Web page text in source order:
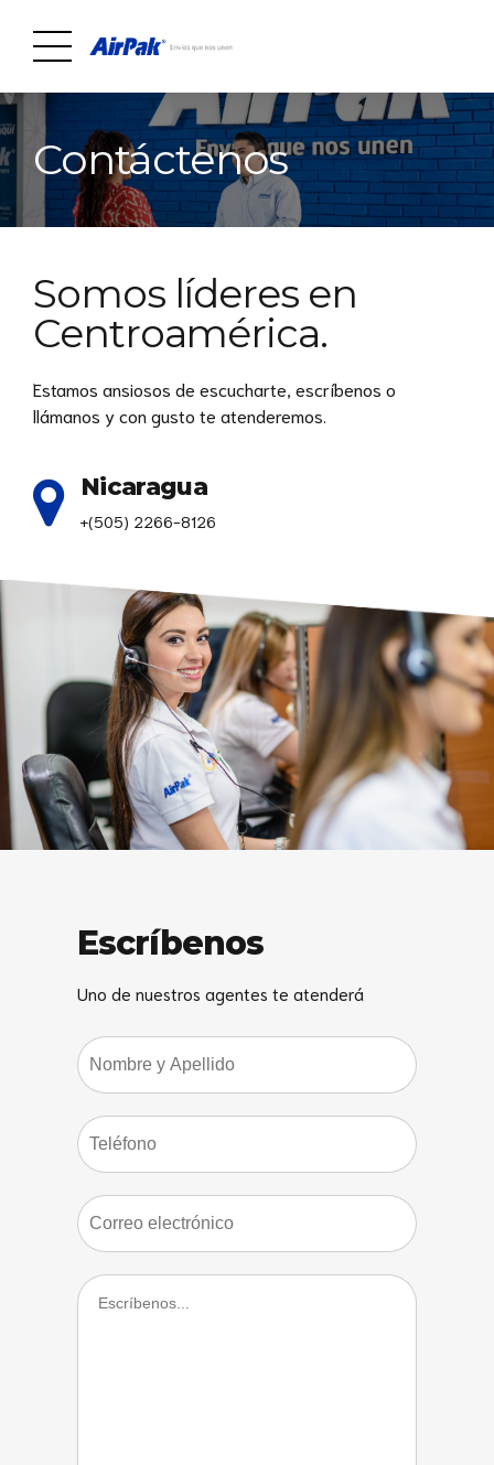
Contáctenos
Somos líderes en
Centroamérica.
Estamos ansiosos de escucharte, escríbenos o
llámanos y con gusto te atenderemos.
Nicaragua
+(505) 2266-8126
Escríbenos
Uno de nuestros agentes te atenderá